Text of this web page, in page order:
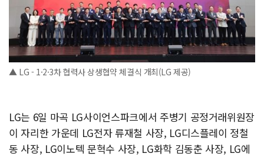
▲ LG - 1·2·3차 협력사 상생협약 체결식 개최(LG 제공)
LG는 6일 마곡 LG사이언스파크에서 주병기 공정거래위원장
이 자리한 가운데 LG전자 류재철 사장, LG디스플레이 정철
동 사장, LG이노텍 문혁수 사장, LG화학 김동춘 사장, LG에